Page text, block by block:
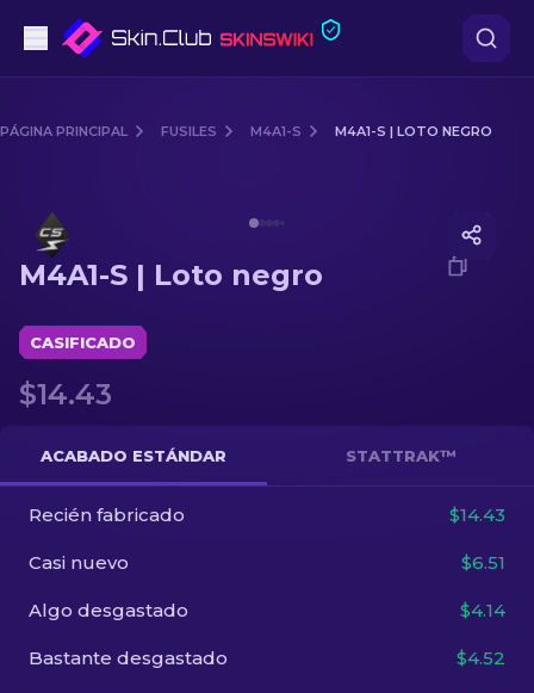
Fusiles de Francotirador
Cuchillos
Guantes
Cajas
Otro
PÁGINA PRINCIPAL FUSILES M4A1-S M4A1-S | LOTO NEGRO
M4A1-S | Loto negro
CASIFICADO
$14.43
ACABADO ESTÁNDAR STATTRAK™
Recién fabricado $14.43
Casi nuevo $6.51
Algo desgastado $4.14
Bastante desgastado $4.52